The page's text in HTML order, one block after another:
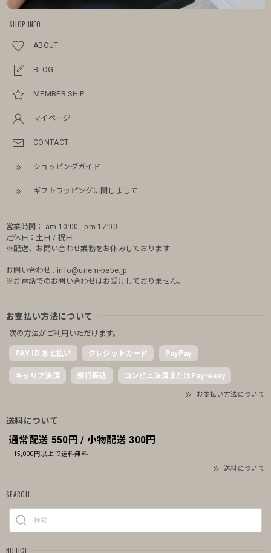
SHOP INFO
ABOUT
BLOG
MEMBER SHIP
マイページ
CONTACT
ショッピングガイド
ギフトラッピングに関しまして
営業時間： am 10:00 - pm 17:00
定休日：土日 / 祝日
※配送、お問い合わせ業務をお休みしております
お問い合わせ : info@unem-bebe.jp
※お電話でのお問い合わせはお受けしておりません。
お支払い方法について
次の方法がご利用いただけます。
PAY ID あと払い クレジットカード PayPay
キャリア決済 銀行振込 コンビニ決済またはPay-easy
お支払い方法について
送料について
通常配送 550円 / 小物配送 300円
- 15,000円以上で送料無料
送料について
SEARCH
NOTICE